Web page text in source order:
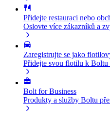
Přidejte restauraci nebo
Oslovte více zákazníků a
Zaregistrujte se jako
Přidejte svou flotilu k Boltu
Bolt for Business
Produkty a služby Boltu